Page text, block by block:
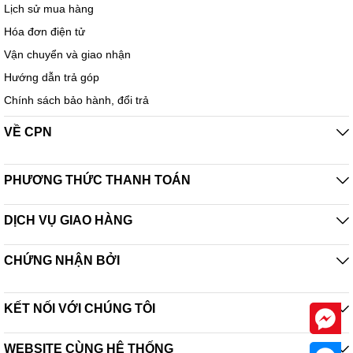
Lịch sử mua hàng
Hóa đơn điện tử
Vận chuyển và giao nhận
Hướng dẫn trả góp
Chính sách bảo hành, đổi trả
VỀ CPN
PHƯƠNG THỨC THANH TOÁN
DỊCH VỤ GIAO HÀNG
CHỨNG NHẬN BỞI
KẾT NỐI VỚI CHÚNG TÔI
WEBSITE CÙNG HỆ THỐNG